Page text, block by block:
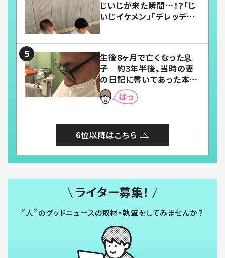
じいじが来た瞬間…！？「じ
いじイケメン」「デレッデレ」
生後8ヶ月で亡くなった息
子 約3年半後、当時の妻
の日記に書いてあった本音
とは
6位以降はこちら
ライター募集！
“人”のグッドニュースの取材・執筆をしてみませんか？